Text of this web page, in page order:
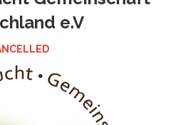
e.V.